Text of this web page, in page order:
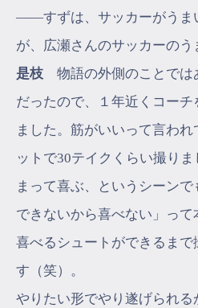
――すずは、サッカーがうま
が、広瀬さんのサッカーのう
是枝 物語の外側のことでは
だったので、１年近くコー
ました。筋がいいって言わ
ットで30テイクくらい撮り
まって喜ぶ、というシーン
できないから喜べない」っ
喜べるシュートができるま
す（笑）。
やりたい形でやり遂げられる